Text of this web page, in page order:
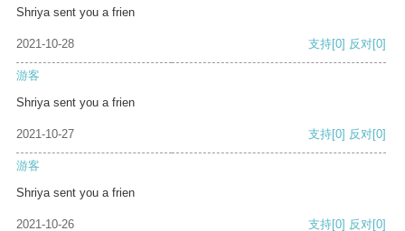
Shriya sent you a frien
2021-10-28 支持[0] 反对[0]
游客
Shriya sent you a frien
2021-10-27 支持[0] 反对[0]
游客
Shriya sent you a frien
2021-10-26 支持[0] 反对[0]